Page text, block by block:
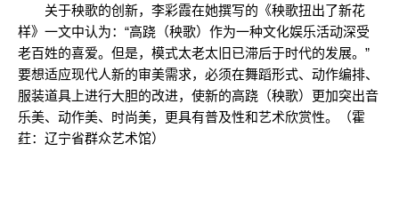
关于秧歌的创新，李彩霞在她撰写的《秧歌扭出了新花
样》一文中认为：“高跷（秧歌）作为一种文化娱乐活动深受
老百姓的喜爱。但是，模式太老太旧已滞后于时代的发展。”
要想适应现代人新的审美需求，必须在舞蹈形式、动作编排、
服装道具上进行大胆的改进，使新的高跷（秧歌）更加突出音
乐美、动作美、时尚美，更具有普及性和艺术欣赏性。（霍
荭：辽宁省群众艺术馆）